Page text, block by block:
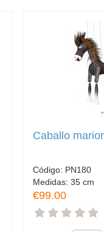
Caballo
Código: PN180
Medidas: 35 cm
€99.00